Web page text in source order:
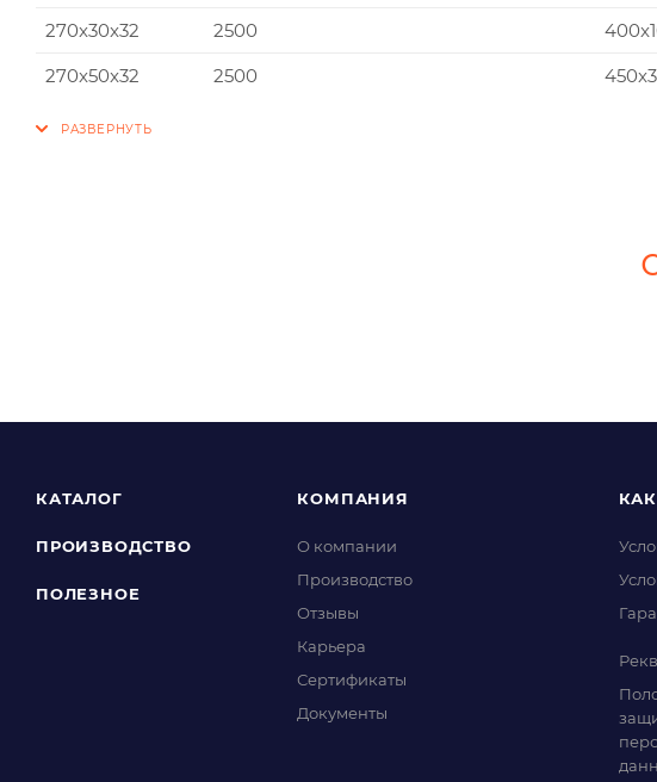
270x30x32
2500
270x50x32
2500
КАТАЛОГ
ПРОИЗВОДСТВО
ПОЛЕЗНОЕ
КОМПАНИЯ
О компании
Производство
Отзывы
Карьера
Сертификаты
Документы